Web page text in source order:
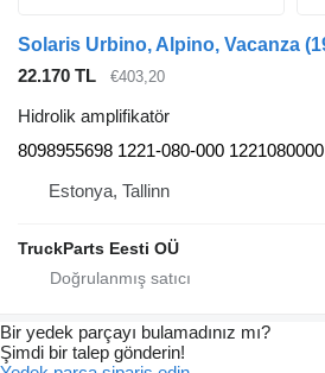
22.170 TL €403,20
Hidrolik amplifikatör
8098955698 1221-080-000 1221080000
Estonya, Tallinn
TruckParts Eesti OÜ
Bir yedek parçayı bulamadınız mı?
Şimdi bir talep gönderin!